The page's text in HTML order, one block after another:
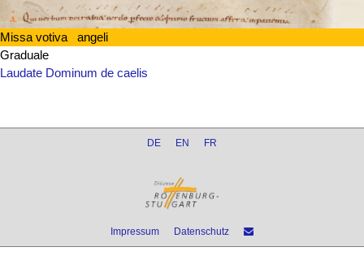
Missa votiva angeli
Graduale
Laudate Dominum de caelis
DE EN FR
Impressum Datenschutz